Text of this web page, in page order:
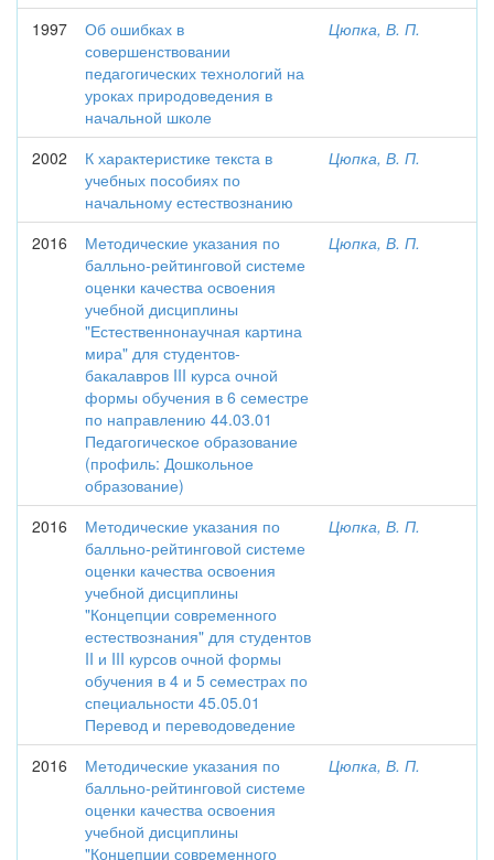
1997
Об ошибках в
совершенствовании
педагогических технологий на
уроках природоведения в
начальной школе
Цюпка, В. П.
2002
К характеристике текста в
учебных пособиях по
начальному естествознанию
Цюпка, В. П.
2016
Методические указания по
балльно-рейтинговой системе
оценки качества освоения
учебной дисциплины
"Естественнонаучная картина
мира" для студентов-
бакалавров III курса очной
формы обучения в 6 семестре
по направлению 44.03.01
Педагогическое образование
(профиль: Дошкольное
образование)
Цюпка, В. П.
2016
Методические указания по
балльно-рейтинговой системе
оценки качества освоения
учебной дисциплины
"Концепции современного
естествознания" для студентов
II и III курсов очной формы
обучения в 4 и 5 семестрах по
специальности 45.05.01
Перевод и переводоведение
Цюпка, В. П.
2016
Методические указания по
балльно-рейтинговой системе
оценки качества освоения
учебной дисциплины
"Концепции современного
Цюпка, В. П.